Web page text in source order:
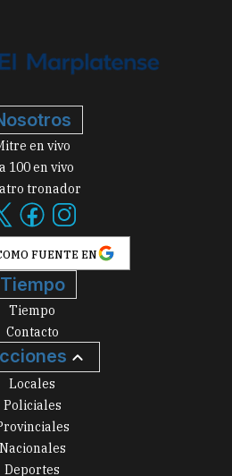
en vivo
100 en vivo
tronador
FUENTE EN
Tiempo
Tiempo
Contacto
Locales
Policiales
Nacionales
Deportes